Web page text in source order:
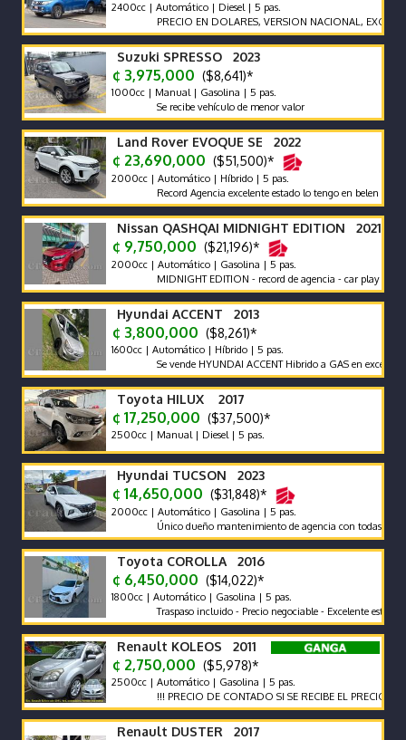
2400cc | Automático | Diesel | 5 pas.
PRECIO EN DOLARES, VERSION NACIONAL,
Suzuki SPRESSO 2023
¢ 3,975,000 ($8,641)*
1000cc | Manual | Gasolina | 5 pas.
Se recibe vehículo de menor valor
Land Rover EVOQUE SE 2022
¢ 23,690,000 ($51,500)*
2000cc | Automático | Híbrido | 5 pas.
Record Agencia excelente estado lo tengo en belen heredia
Nissan QASHQAI MIDNIGHT EDITION 2021
¢ 9,750,000 ($21,196)*
2000cc | Automático | Gasolina | 5 pas.
MIDNIGHT EDITION - record de agencia - car play - poco km
Hyundai ACCENT 2013
¢ 3,800,000 ($8,261)*
1600cc | Automático | Híbrido | 5 pas.
Se vende HYUNDAI ACCENT Hibrido a GAS en excelente
Toyota HILUX 2017
¢ 17,250,000 ($37,500)*
2500cc | Manual | Diesel | 5 pas.
Hyundai TUCSON 2023
¢ 14,650,000 ($31,848)*
2000cc | Automático | Gasolina | 5 pas.
Único dueño mantenimiento de agencia con todas las
Toyota COROLLA 2016
¢ 6,450,000 ($14,022)*
1800cc | Automático | Gasolina | 5 pas.
Traspaso incluido - Precio negociable - Excelente estado
Renault KOLEOS 2011
¢ 2,750,000 ($5,978)*
2500cc | Automático | Gasolina | 5 pas.
!!! PRECIO DE CONTADO SI SE RECIBE EL PRECIO VARIA !!!
Renault DUSTER 2017